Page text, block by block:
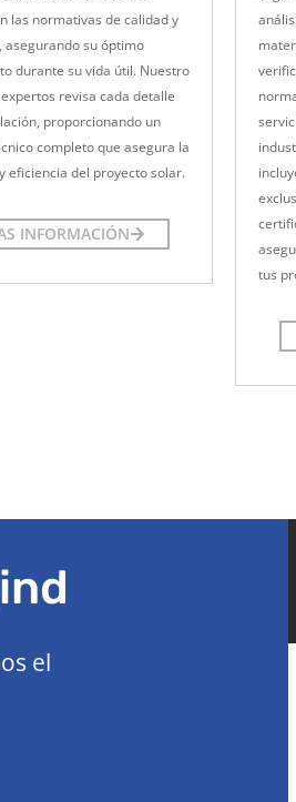
las normativas de calidad y
asegurando su óptimo
durante su vida útil. Nuestro
revisa cada detalle
proporcionando un
completo que asegura la
eficiencia del proyecto solar.
INFORMACIÓN
tus
el